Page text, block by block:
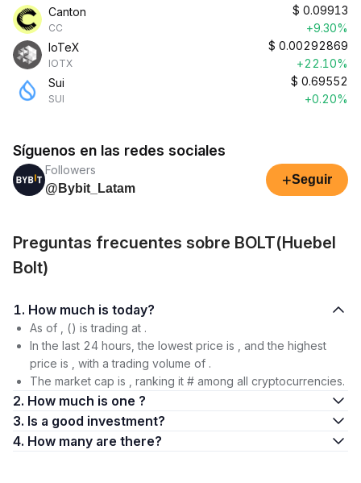
Canton
CC
$ 0.09913
+9.30%
IoTeX
IOTX
$ 0.00292869
+22.10%
Sui
SUI
$ 0.69552
+0.20%
Síguenos en las redes sociales
Followers
@Bybit_Latam
+Seguir
Preguntas frecuentes sobre BOLT(Huebel
Bolt)
1. How much is today?
As of , () is trading at .
In the last 24 hours, the lowest price is , and the highest
price is , with a trading volume of .
The market cap is , ranking it # among all cryptocurrencies.
2. How much is one ?
3. Is a good investment?
4. How many are there?